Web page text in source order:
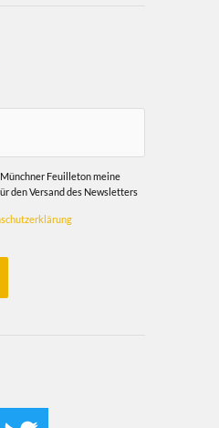
Feuilleton meine
den Versand des Newsletters